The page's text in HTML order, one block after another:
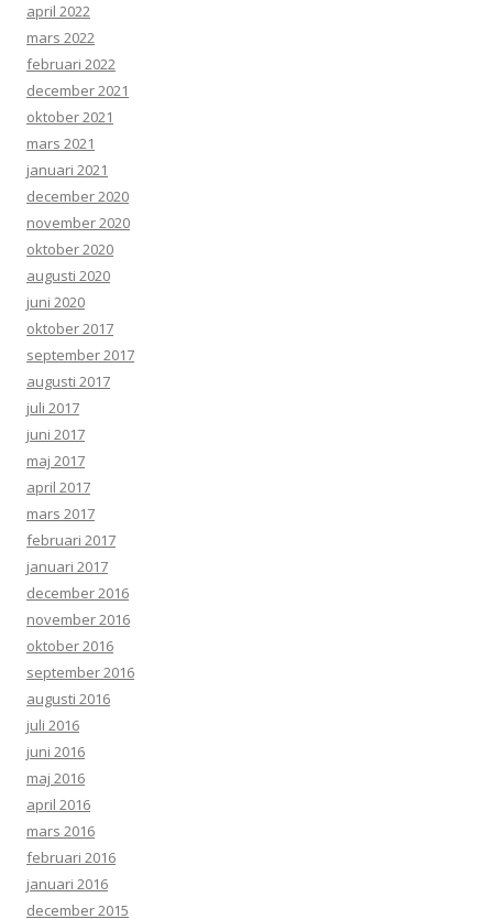
april 2022
mars 2022
februari 2022
december 2021
oktober 2021
mars 2021
januari 2021
december 2020
november 2020
oktober 2020
augusti 2020
juni 2020
oktober 2017
september 2017
augusti 2017
juli 2017
juni 2017
maj 2017
april 2017
mars 2017
februari 2017
januari 2017
december 2016
november 2016
oktober 2016
september 2016
augusti 2016
juli 2016
juni 2016
maj 2016
april 2016
mars 2016
februari 2016
januari 2016
december 2015